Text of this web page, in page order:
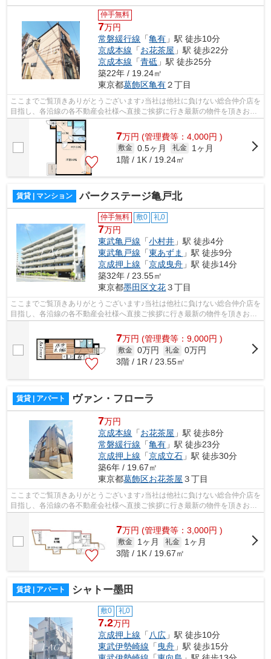
仲手無料
7万円
常磐緩行線 「亀有 」駅 徒歩10分
京成本線 「お花茶屋 」駅 徒歩22分
京成本線 「青砥 」駅 徒歩25分
築22年 / 19.24㎡
東京都葛飾区亀有２丁目
ここまでご覧頂きありがとうございます♪当社は他社に負けない総合仲介店を
目指し、各沿線の各不動産会社様へ直接ご挨拶に行き最新の物件を頂きお客
様へ提供しております！最新の情報は...
7万円 (管理費等：4,000円 )
敷金 0.5ヶ月 礼金
1ヶ月
1階 / 1K / 19.24㎡
賃貸 | マンション パークステージ亀戸北
仲手無料 敷0 礼0
7万円
東武亀戸線 「小村井 」駅 徒歩4分
東武亀戸線 「東あずま 」駅 徒歩9分
京成押上線 「京成曳舟 」駅 徒歩14分
築32年 / 23.55㎡
東京都墨田区文花３丁目
ここまでご覧頂きありがとうございます♪当社は他社に負けない総合仲介店を
目指し、各沿線の各不動産会社様へ直接ご挨拶に行き最新の物件を頂きお客
様へ提供しております！最新の情報は...
7万円 (管理費等：9,000円 )
敷金 0万円 礼金 0万円
3階 / 1R / 23.55㎡
賃貸 | アパート ヴァン・フローラ
7万円
京成本線 「お花茶屋 」駅 徒歩8分
常磐緩行線 「亀有 」駅 徒歩23分
京成押上線 「京成立石 」駅 徒歩30分
築6年 / 19.67㎡
東京都葛飾区お花茶屋 ３丁目
ここまでご覧頂きありがとうございます♪当社は他社に負けない総合仲介店を
目指し、各沿線の各不動産会社様へ直接ご挨拶に行き最新の物件を頂きお客
様へ提供しております！最新の情報は...
7万円 (管理費等：3,000円 )
敷金 1ヶ月 礼金
1ヶ月
3階 / 1K / 19.67㎡
賃貸 | アパート シャトー墨田
敷0 礼0
7.2万円
京成押上線 「八広 」駅 徒歩10分
東武伊勢崎線 「 曳舟 」駅 徒歩15分